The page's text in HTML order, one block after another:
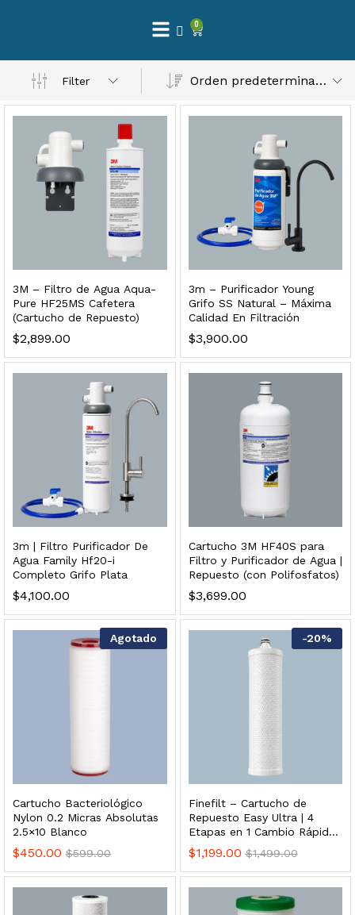
0
Filter Orden predeterminado
3M – Filtro de Agua Aqua-
Pure HF25MS Cafetera
(Cartucho de Repuesto)
$2,899.00
3m – Purificador Young
Grifo SS Natural – Máxima
Calidad En Filtración
$3,900.00
3m | Filtro Purificador De
Agua Family Hf20-i
Completo Grifo Plata
$4,100.00
Cartucho 3M HF40S para
Filtro y Purificador de Agua |
Repuesto (con Polifosfatos)
$3,699.00
Agotado
Cartucho Bacteriológico
Nylon 0.2 Micras Absolutas
2.5×10 Blanco
$450.00 $599.00
-20%
Finefilt – Cartucho de
Repuesto Easy Ultra | 4
Etapas en 1 Cambio Rápido
Ultrafiltración 0.01 Micras
$1,199.00 $1,499.00
– Máxima Calidad En Filtración
al carrito
250.00
al carrito
Esterilizador UV 25 Watts 4 Pines
999.00
al carrito